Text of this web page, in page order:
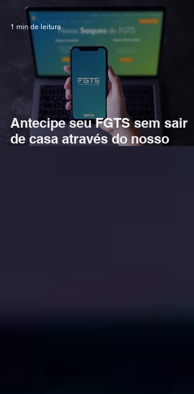
Antecipe seu FGTS sem sair
de casa através do nosso
1 min de leitura